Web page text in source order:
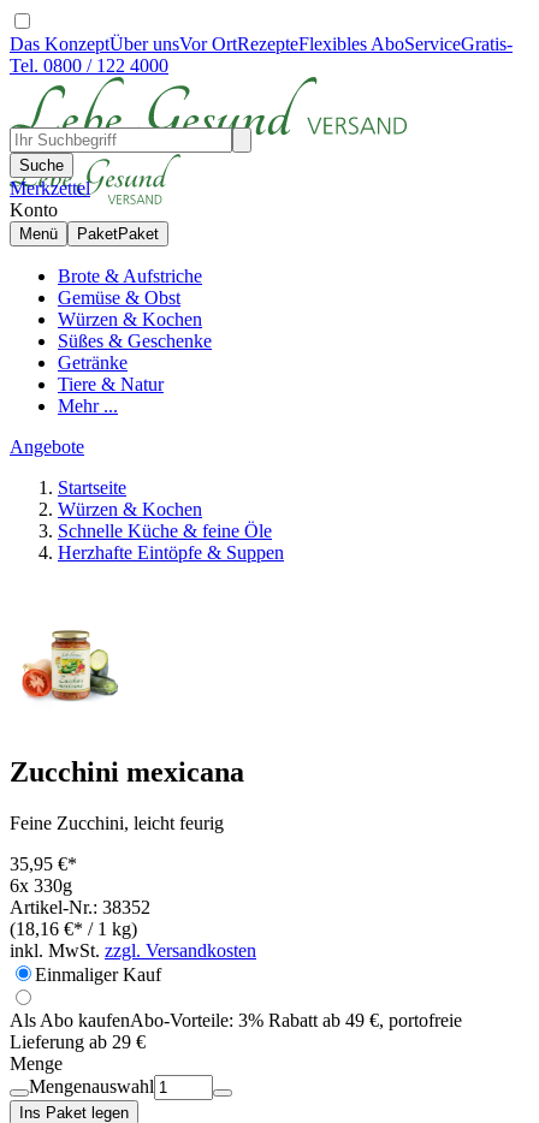
Das KonzeptÜber unsVor OrtRezepteFlexibles AboServiceGratis-
Tel. 0800 / 122 4000
Suche
Merkzettel
Konto
Menü PaketPaket
Brote & Aufstriche
Gemüse & Obst
Würzen & Kochen
Süßes & Geschenke
Getränke
Tiere & Natur
Mehr ...
Angebote
Startseite
Würzen & Kochen
Schnelle Küche & feine Öle
Herzhafte Eintöpfe & Suppen
Zucchini mexicana
Feine Zucchini, leicht feurig
35,95 €*
6x 330g
Artikel-Nr.: 38352
(18,16 €* / 1 kg)
inkl. MwSt. zzgl. Versandkosten
Einmaliger Kauf
Als Abo kaufenAbo-Vorteile: 3% Rabatt ab 49 €, portofreie
Lieferung ab 29 €
Menge
Mengenauswahl
Ins Paket legen